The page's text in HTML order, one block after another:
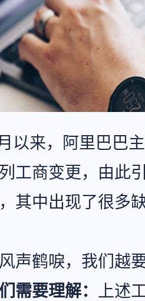
以来，阿里巴巴
工商变更，由此
中出现了很多
声鹤唳，我们越
需要理解：
上述